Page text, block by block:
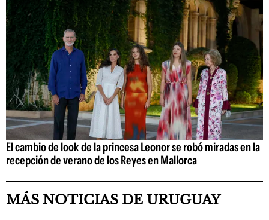
El cambio de look de la princesa Leonor se robó miradas en la
recepción de verano de los Reyes en Mallorca
MÁS NOTICIAS DE URUGUAY